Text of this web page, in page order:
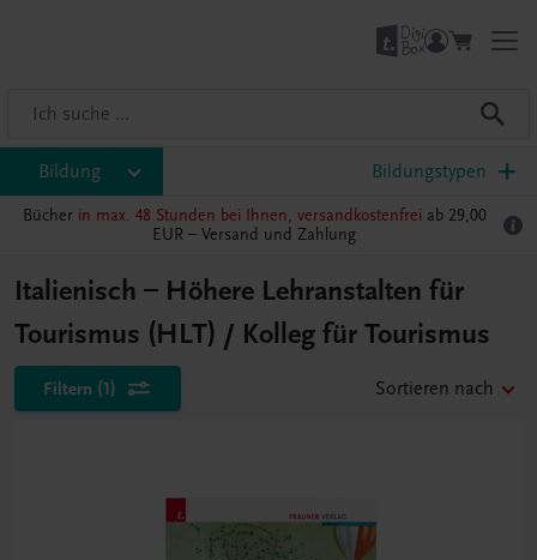
Bildung Bildungstypen
Bücher in max. 48 Stunden bei Ihnen, versandkostenfrei ab 29,00
EUR – Versand und Zahlung
Italienisch – Höhere Lehranstalten für
Tourismus (HLT) / Kolleg für Tourismus
Filtern (1) Sortieren nach